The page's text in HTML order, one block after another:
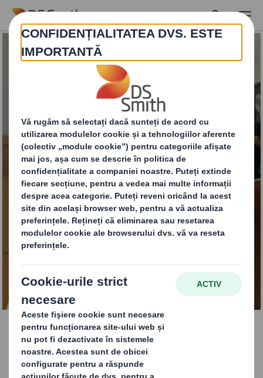
Skip to main content
Fă primii pași!
AFLA MAI MULTE